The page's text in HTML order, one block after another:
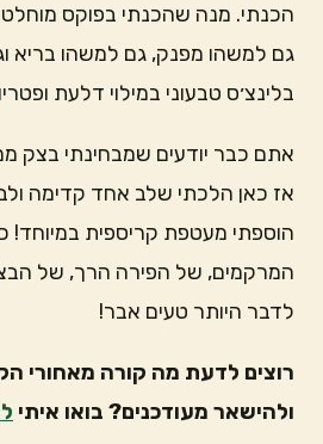
הכנתי. מנה שהכנתי בפוקס
גם למשהו מפנק, גם למשהו בריא
בלינצ׳ס טבעוני במילוי דלעת
אתם כבר יודעים שמבחינתי בצק
אז כאן הלכתי שלב אחד קדימה
הוספתי מעטפת קריספית במיוחד!
המרקמים, של הפירה הרך, של
לדבר היותר טעים אבר!
רוצים לדעת מה קורה מאחורי
ולהישאר מעודכנים? בואו איתי